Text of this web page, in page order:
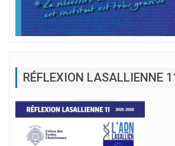
RÉFLEXION LASALLIENNE